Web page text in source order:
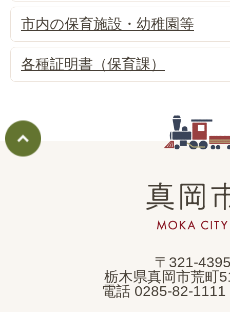
市内の保育施設・幼稚園等
各種証明書（保育課）
真
岡
市
CITY
〒321-
栃木県真岡市荒町
電話 0285-82-1111